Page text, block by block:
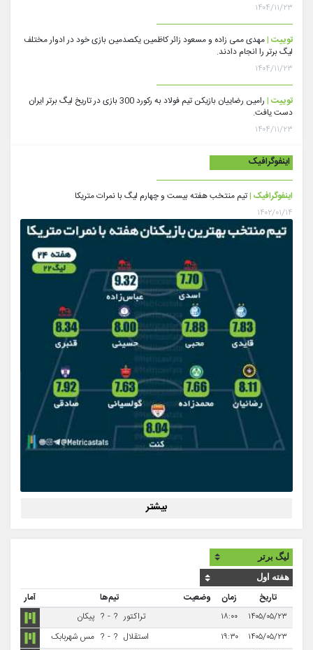
۱۴۰۴/۱۱/۲۳
توییت |مهدی ممی زاده و مسعود زائر کاظمین یکصدمین بازی خود در ادوار مختلف
لیگ برتر را انجام دادند.
۱۴۰۴/۱۱/۲۳
توییت |
رامین رضاییان بازیکن تیم فولاد به رکورد 300 بازی در تاریخ لیگ برتر ایران
دست یافت.
۱۴۰۴/۱۱/۲۳
اینفوگرافیک
اینفوگرافیک |تیم منتخب هفته بیست و چهارم لیگ با نمرات متریکا
۱۴۰۲/۰۱/۱۴
بیشتر
تاریخ زمان وضعیت تیم‌ها
آمار
۱۴۰۵/۰۵/۲۳
۱۸:۰۰ تراکتور ?
-
? پیکان
۱۴۰۵/۰۵/۲۳
۱۹:۳۰ استقلال ?
-
? مس شهربابک